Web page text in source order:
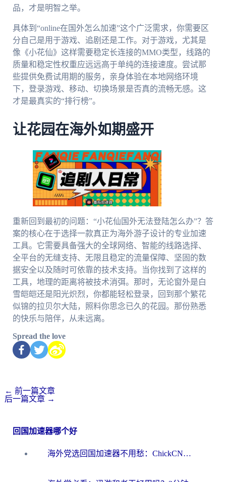
品，才是明智之举。
具体到“online在国外怎么加速”这个广泛需求，你需要区
分自己是用于游戏、追剧还是工作。对于游戏，尤其是
像《小花仙》这样需要稳定长连接的MMO类型，线路的
质量和稳定性权重应远远高于单纯的连接速度。尝试那
些提供免费试用期的服务，亲身体验在本地网络环境
下，登录游戏、移动、切换场景是否真的流畅无感。这
才是最真实的“排行榜”。
让花园在海外如期盛开
重新回到最初的问题：“小花仙国外无法登陆怎么办”？答
案的核心在于选择一款真正为海外游子设计的专业加速
工具。它需要具备强大的全球网络、智能的线路选择、
全平台的无缝支持、无限且稳定的流量保障、坚固的数
据安全以及随时可依靠的技术支持。当你找到了这样的
工具，地理的距离将被技术消弭。那时，无论窗外是白
雪皑皑还是阳光炽烈，你都能轻松登录，回到那个繁花
似锦的拉贝尔大陆，照料你思念已久的花园。那份熟悉
的快乐与陪伴，从未远离。
Spread the love
← 前一篇文章
后一篇文章 →
回国加速器哪个好
海外党选回国加速器不用愁：ChickCN和洞见哪个好？一篇搞定所有疑问